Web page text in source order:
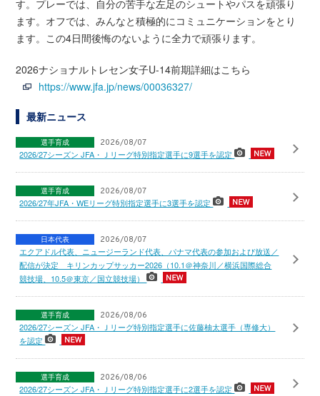
す。プレーでは、自分の苦手な左足のシュートやパスを頑張り
ます。オフでは、みんなと積極的にコミュニケーションをとり
ます。この4日間後悔のないように全力で頑張ります。
2026ナショナルトレセン女子U-14前期詳細はこちら
https://www.jfa.jp/news/00036327/
最新ニュース
選手育成 2026/08/07
2026/27シーズン JFA・Ｊリーグ特別指定選手に9選手を認定
選手育成 2026/08/07
2026/27年JFA・WEリーグ特別指定選手に3選手を認定
日本代表 2026/08/07
エクアドル代表、ニュージーランド代表、パナマ代表の参加および放送／
配信が決定 キリンカップサッカー2026（10.1＠神奈川／横浜国際総合
競技場、10.5＠東京／国立競技場）
選手育成 2026/08/06
2026/27シーズン JFA・Ｊリーグ特別指定選手に佐藤柚太選手（専修大）
を認定
選手育成 2026/08/06
2026/27シーズン JFA・Ｊリーグ特別指定選手に2選手を認定